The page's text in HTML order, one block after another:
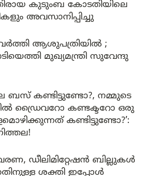
കുടുംബ കോടതിയിലെ
അവസാനിപ്പിച്ചു
ആശുപത്രിയിൽ ;
മുഖ്യമന്ത്രി സുവേന്ദു
ബസ് കണ്ടിട്ടുണ്ടോ?, നമ്മുടെ
ഡ്രൈവറോ കണ്ടക്ടറോ ഒരു
കണ്ടിട്ടുണ്ടോ?’:
ഡീലിമിറ്റേഷൻ ബില്ലുകൾ
ശക്തി ഇപ്പോൾ